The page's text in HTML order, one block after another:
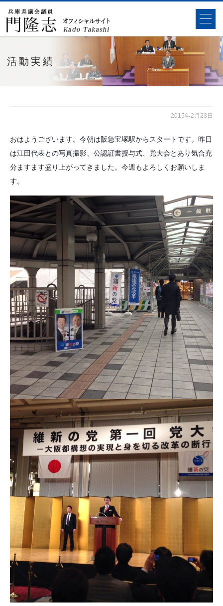
活動実績
2015年2月23日
おはようございます。今朝は阪急宝塚駅からスタートです。昨日
は江田代表との写真撮影、公認証書授与式、党大会とあり気合充
分ますます盛り上がってきました。今週もよろしくお願いしま
す。